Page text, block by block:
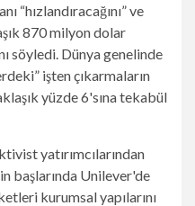
“hızlandıracağını” ve
870 milyon dolar
söyledi. Dünya genelinde
işten çıkarmaların
yüzde 6'sına tekabül
yatırımcılarından
başlarında Unilever'de
kurumsal yapılarını